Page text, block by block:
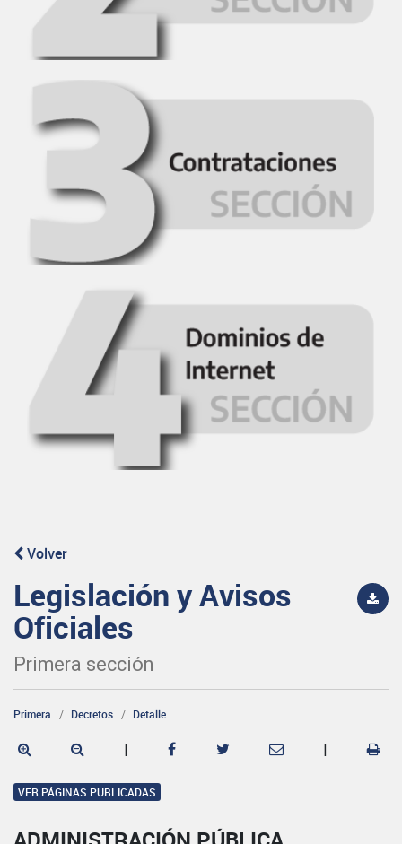
Volver
Legislación y Avisos
Oficiales
Primera sección
Primera Decretos Detalle
| |
VER PÁGINAS PUBLICADAS